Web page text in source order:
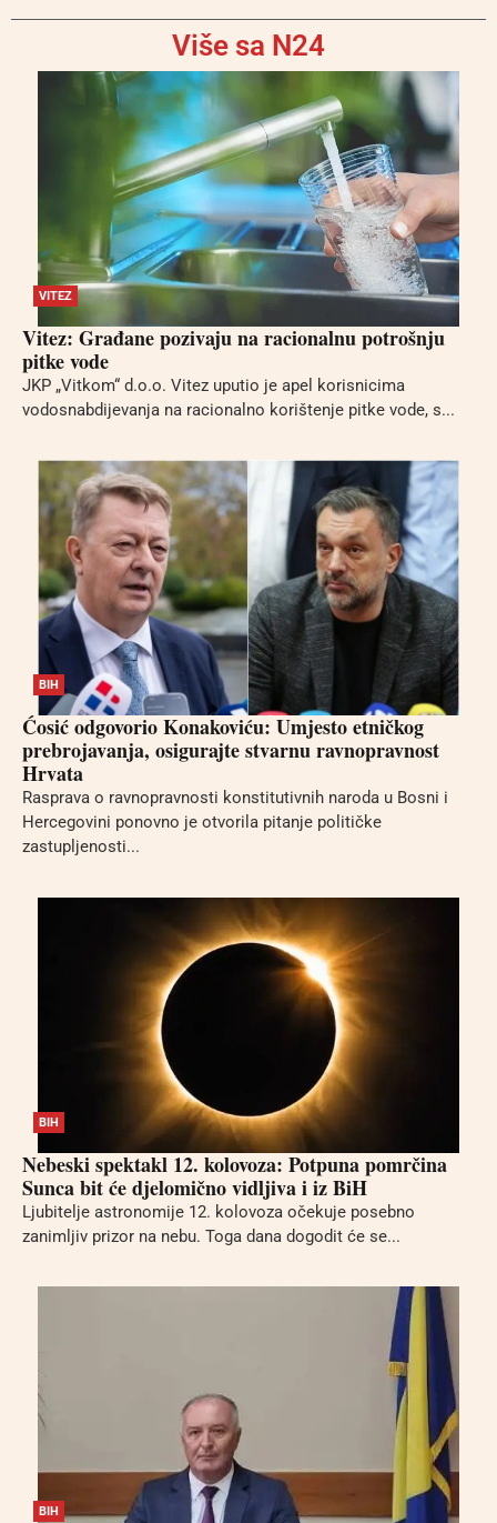
Više sa N24
VITEZ
Vitez: Građane pozivaju na racionalnu potrošnju
pitke vode
JKP „Vitkom“ d.o.o. Vitez uputio je apel korisnicima
vodosnabdijevanja na racionalno korištenje pitke vode, s...
BIH
Ćosić odgovorio Konakoviću: Umjesto etničkog
prebrojavanja, osigurajte stvarnu ravnopravnost
Hrvata
Rasprava o ravnopravnosti konstitutivnih naroda u Bosni i
Hercegovini ponovno je otvorila pitanje političke
zastupljenosti...
BIH
Nebeski spektakl 12. kolovoza: Potpuna pomrčina
Sunca bit će djelomično vidljiva i iz BiH
Ljubitelje astronomije 12. kolovoza očekuje posebno
zanimljiv prizor na nebu. Toga dana dogodit će se...
BIH